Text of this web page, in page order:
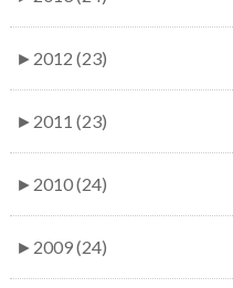
► 2012 (23)
► 2011 (23)
► 2010 (24)
► 2009 (24)